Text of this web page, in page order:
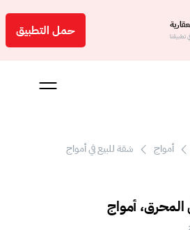
تطبيقنا حمل التطبيق
أمواج شقة للبيع في أمواج
المحرق، أمواج